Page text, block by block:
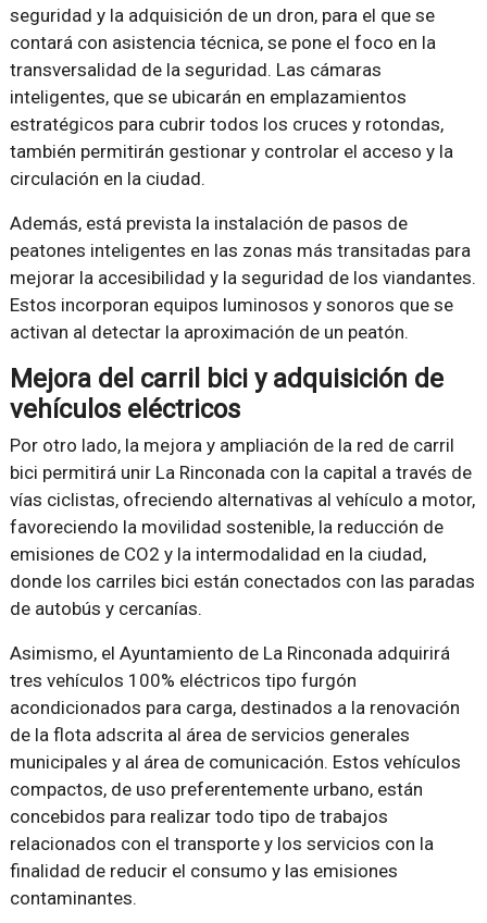
seguridad y la adquisición de un dron, para el que se
contará con asistencia técnica, se pone el foco en la
transversalidad de la seguridad. Las cámaras
inteligentes, que se ubicarán en emplazamientos
estratégicos para cubrir todos los cruces y rotondas,
también permitirán gestionar y controlar el acceso y la
circulación en la ciudad.
Además, está prevista la instalación de pasos de
peatones inteligentes en las zonas más transitadas para
mejorar la accesibilidad y la seguridad de los viandantes.
Estos incorporan equipos luminosos y sonoros que se
activan al detectar la aproximación de un peatón.
Mejora del carril bici y adquisición de
vehículos eléctricos
Por otro lado, la mejora y ampliación de la red de carril
bici permitirá unir La Rinconada con la capital a través de
vías ciclistas, ofreciendo alternativas al vehículo a motor,
favoreciendo la movilidad sostenible, la reducción de
emisiones de CO2 y la intermodalidad en la ciudad,
donde los carriles bici están conectados con las paradas
de autobús y cercanías.
Asimismo, el Ayuntamiento de La Rinconada adquirirá
tres vehículos 100% eléctricos tipo furgón
acondicionados para carga, destinados a la renovación
de la flota adscrita al área de servicios generales
municipales y al área de comunicación. Estos vehículos
compactos, de uso preferentemente urbano, están
concebidos para realizar todo tipo de trabajos
relacionados con el transporte y los servicios con la
finalidad de reducir el consumo y las emisiones
contaminantes.